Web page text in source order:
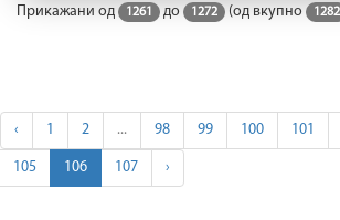
Прикажани од 1261 до 1272 (од вкупно 1282
‹ 1 2 ... 98 99 100 101
105 106 107 ›